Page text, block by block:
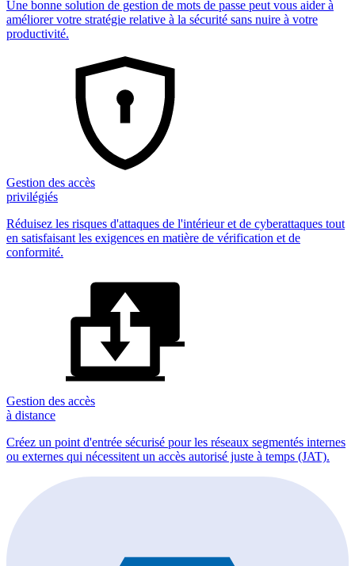
Une bonne solution de gestion de mots de passe peut vous aider à
améliorer votre stratégie relative à la sécurité sans nuire à votre
productivité.
Gestion des accès
privilégiés
Réduisez les risques d'attaques de l'intérieur et de cyberattaques tout
en satisfaisant les exigences en matière de vérification et de
conformité.
Gestion des accès
à distance
Créez un point d'entrée sécurisé pour les réseaux segmentés internes
ou externes qui nécessitent un accès autorisé juste à temps (JAT).